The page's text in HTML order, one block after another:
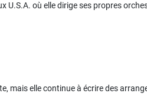
U.S.A. où elle dirige ses propres
mais elle continue à écrire des